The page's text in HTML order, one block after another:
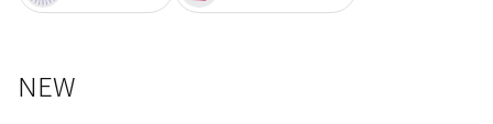
総合掲示板
NEW